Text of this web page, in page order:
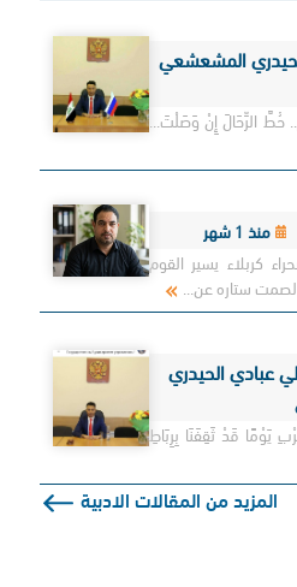
المشعشعي
حُطَّ الرِّحَالَ إِنْ وَصَلْتَ...
منذ 1 شهر
كربلاء يسير القوم
ستاره عن...
عبادي الحيدري
يَوْمًا قَدْ ثَقِفَنَا بِرِبَاطِ
المزيد من المقالات الادبية